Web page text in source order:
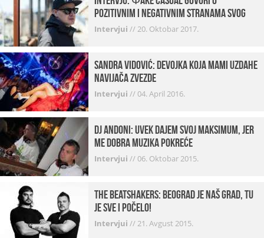
pozitivnim i negativnim stranama svog
posla, počecima, omiljenim mestima …
Intervjui //20. Oktobar 2017.
Sandra Vidović: devojka koja mami uzdahe
navijača Zvezde
Intervjui //04. April 2016.
Dj Andoni: Uvek dajem svoj maksimum, jer
me dobra muzika pokreće
Intervjui //06. Oktobar 2015.
The Beatshakers: Beograd je naš grad, tu
je sve i počelo!
Intervjui //21. Avgust 2015.